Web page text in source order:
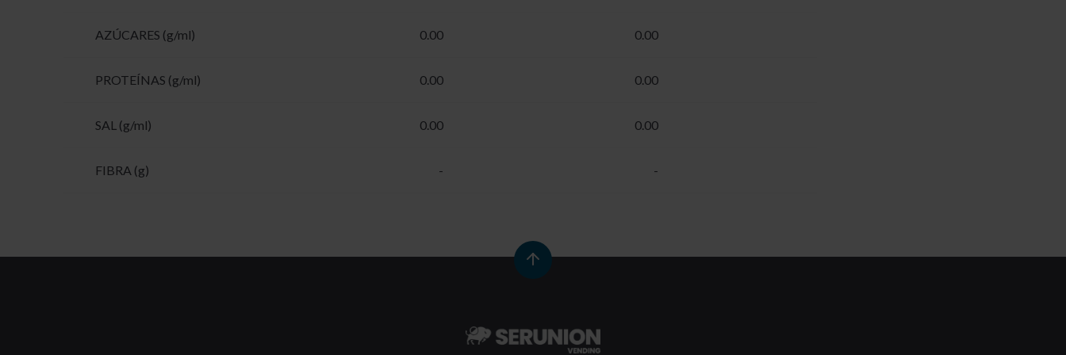
AZÚCARES (g/ml) 0.00 0.00
PROTEÍNAS (g/ml) 0.00 0.00
SAL (g/ml) 0.00 0.00
FIBRA (g) - -